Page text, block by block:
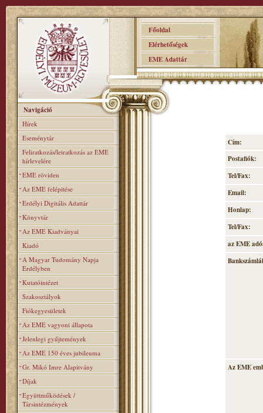
Főoldal
Elérhetőségek
EME Adattár
Navigáció
Hírek
Eseménytár
Feliratkozás/leiratkozás az EME
hírlevelére
EME röviden
Az EME felépitése
Erdélyi Digitális Adattár
Könyvtár
Az EME Kiadványai
Kiadó
A Magyar Tudomány Napja
Erdélyben
Kutatóintézet
Szakosztályok
Fiókegyesületek
Az EME vagyoni állapota
Jelenlegi gyűjtemények
Az EME 150 éves jubileuma
Gr. Mikó Imre Alapitvány
Díjak
Együttműködések /
Társintézmények
Cím:
Postafiók:
Tel/Fax:
Email:
Honlap:
Tel/Fax:
az EME
Az EME